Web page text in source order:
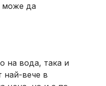
може да
на вода, така и
най-вече в